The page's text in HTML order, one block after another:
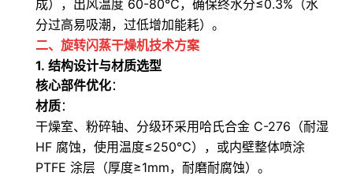
成），出风温度 60-80℃，确保终水分≤0.3%（水
分过高易吸潮，过低增加能耗）。
二、旋转闪蒸干燥机技术方案
1. 结构设计与材质选型
核心部件优化：
材质：
干燥室、粉碎轴、分级环采用哈氏合金 C-276（耐湿
HF 腐蚀，使用温度≤250℃），或内壁整体喷涂
PTFE 涂层（厚度≥1mm，耐磨耐腐蚀）。